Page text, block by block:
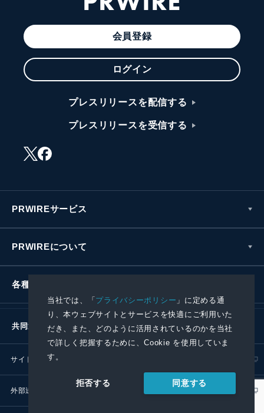
当社では、「プライバシーポリシー 」に定める通
り、本ウェブサイトとサービスを快適にご利用いた
だき、また、どのように活用されているのかを当社
で詳しく把握するために、Cookie を使用していま
す。
拒否する 同意する
会員登録
ログイン
プレスリリースを配信する
プレスリリースを受信する
PRWIREサービス
PRWIREについて
各種お問い合わせ
共同通信社グループ
サイトポリシー
外部送信ポリシー